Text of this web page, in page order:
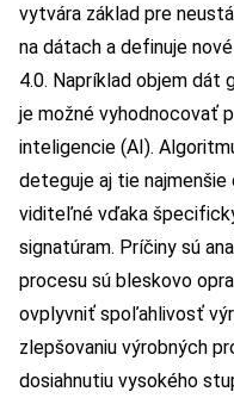
vytvára základ pre
na dátach a definuje
4.0. Napríklad objem dát
je možné vyhodnocovať
inteligencie (AI).
deteguje aj tie
viditeľné vďaka
signatúram. Príčiny sú
procesu sú bleskovo
ovplyvniť spoľahlivosť
zlepšovaniu výrobných
dosiahnutiu vysokého